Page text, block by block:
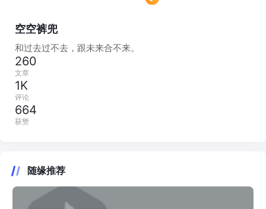
空空裤兜
和过去过不去，跟未来合不来。
260
文章
1K
评论
664
获赞
随缘推荐